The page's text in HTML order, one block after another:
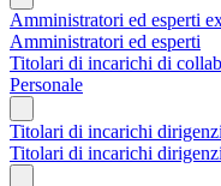
Amministratori ed esperti
Amministratori ed esperti
Titolari di incarichi di
Personale
Titolari di incarichi
Titolari di incarichi